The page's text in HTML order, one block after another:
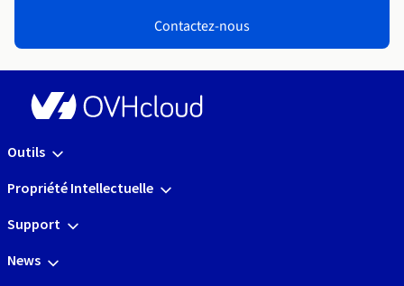
Contactez-nous
Outils
Propriété Intellectuelle
Support
News